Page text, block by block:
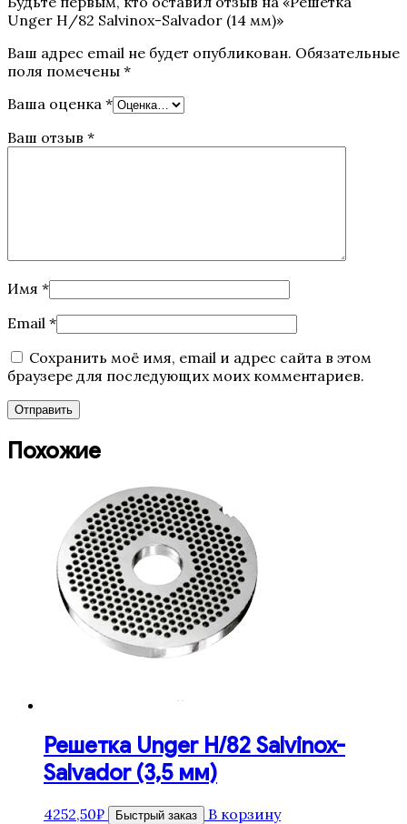
Unger H/82 Salvinox-Salvador (14 мм)»
Ваш адрес email не будет опубликован. Обязательные
поля помечены *
Ваша оценка *
Ваш отзыв *
Имя *
Email *
Сохранить моё имя, email и адрес сайта в этом
браузере для последующих моих комментариев.
Похожие
Решетка Unger H/82 Salvinox-
Salvador (3,5 мм)
4252,50₽ Быстрый заказ В корзину